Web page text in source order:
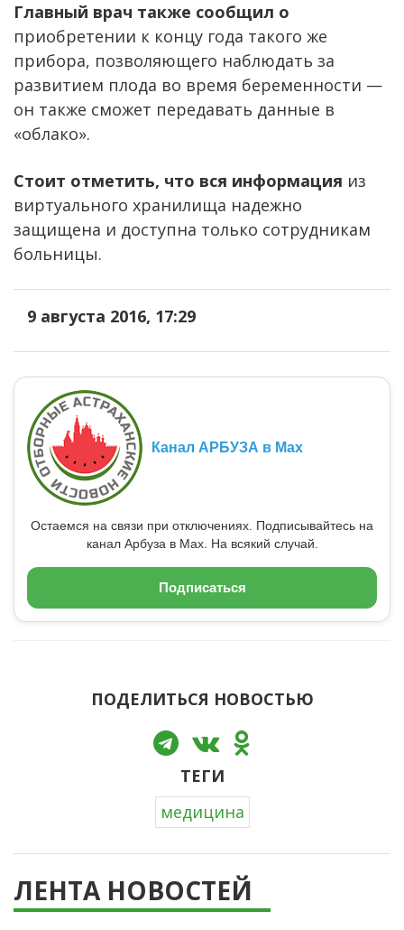
Главный врач также сообщил о
приобретении к концу года такого же
прибора, позволяющего наблюдать за
развитием плода во время беременности —
он также сможет передавать данные в
«облако».
Стоит отметить, что вся информация из
виртуального хранилища надежно
защищена и доступна только сотрудникам
больницы.
9 августа 2016, 17:29
Канал АРБУЗА в Max
Остаемся на связи при отключениях. Подписывайтесь на
канал Арбуза в Max. На всякий случай.
Подписаться
ПОДЕЛИТЬСЯ НОВОСТЬЮ
ТЕГИ
медицина
ЛЕНТА НОВОСТЕЙ